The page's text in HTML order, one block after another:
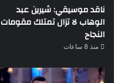
ناقد موسيقي: شيرين عبد
الوهاب لا تزال تمتلك مقومات
النجاح
منذ 8 ساعات